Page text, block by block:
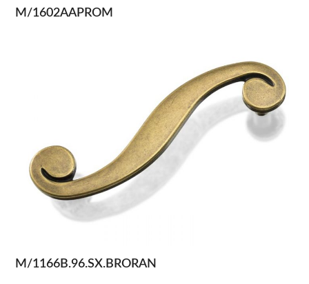
M/1602AAPROM
M/1166B.96.SX.BRORAN